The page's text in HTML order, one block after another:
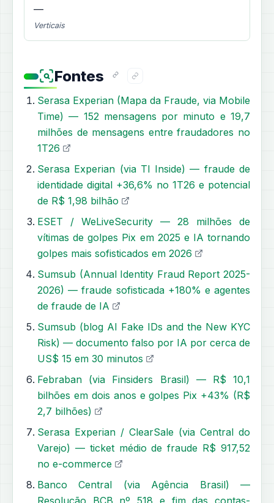
—
Verticais
Fontes
Serasa Experian (Mapa da Fraude, via Mobile
Time) — 152 mensagens por minuto e 19,7
milhões de mensagens entre fraudadores no
1T26
Serasa Experian (via TI Inside) — fraude de
identidade digital +36,6% no 1T26 e potencial
de R$ 1,98 bilhão
ESET / WeLiveSecurity — 28 milhões de
vítimas de golpes Pix em 2025 e IA tornando
golpes mais sofisticados em 2026
Sumsub (Annual Identity Fraud Report 2025-
2026) — fraude sofisticada +180% e agentes
de fraude de IA
Sumsub (blog AI Fake IDs and the New KYC
Risk) — documento falso por IA por cerca de
US$ 15 em 30 minutos
Febraban (via Finsiders Brasil) — R$ 10,1
bilhões em dois anos e golpes Pix +43% (R$
2,7 bilhões)
Serasa Experian / ClearSale (via Central do
Varejo) — ticket médio de fraude R$ 917,52
no e-commerce
Banco Central (via Agência Brasil) —
Resolução BCB nº 518 e fim das contas-